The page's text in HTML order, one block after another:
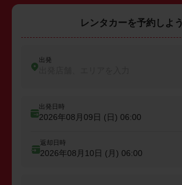
レンタカーを予約しよう
出発
出発日時
2026年08月09日 (日) 06:00
返却日時
2026年08月10日 (月) 06:00